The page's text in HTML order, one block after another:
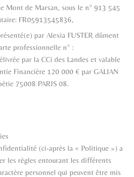
Mont de Marsan, sous le n° 913 545
FR05913545836,
par Alexia FUSTER dûment
professionnelle n° :
par la CCi des Landes et valable
Financière 120 000 € par GALIAN
75008 PARIS 08.
(ci-après la « Politique ») a
les règles entourant les différents
personnel qui peuvent être mis